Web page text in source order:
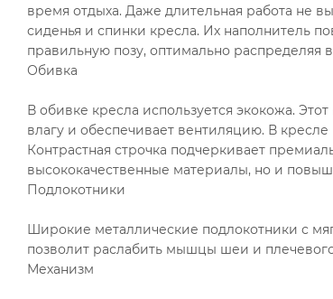
время отдыха. Даже длительная работа не
сиденья и спинки кресла. Их наполнитель
правильную позу, оптимально распределяя
Обивка
В обивке кресла используется экокожа.
влагу и обеспечивает вентиляцию. В
Контрастная строчка подчеркивает
высококачественные материалы, но и
Подлокотники
Широкие металлические подлокотники с
позволит раслабить мышцы шеи и
Механизм